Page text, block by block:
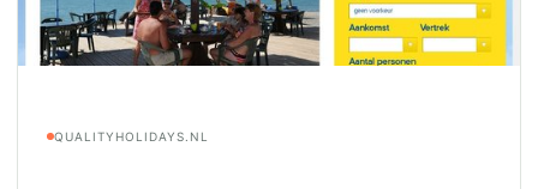
QUALITYHOLIDAYS.NL